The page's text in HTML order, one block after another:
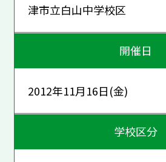
津市立白山中学校区
開催日
2012年11月16日(金)
学校区分